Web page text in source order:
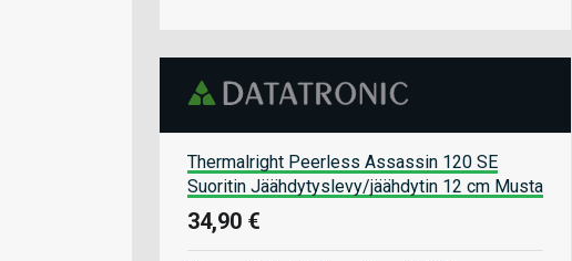
Thermalright Peerless Assassin 120 SE
Suoritin Jäähdytyslevy/jäähdytin 12 cm Musta
34,90 €